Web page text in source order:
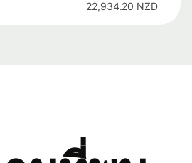
22,934.20 NZD